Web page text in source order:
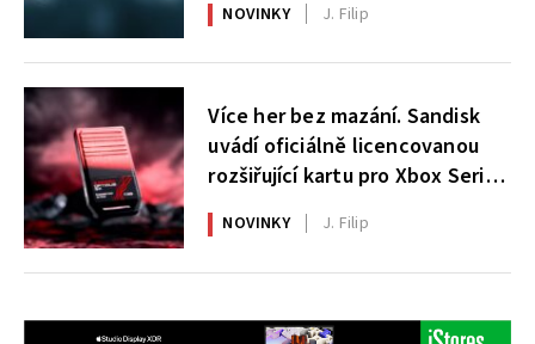
NOVINKY J. Filip
Více her bez mazání. Sandisk
uvádí oficiálně licencovanou
rozšiřující kartu pro Xbox Series
X|S
NOVINKY J. Filip